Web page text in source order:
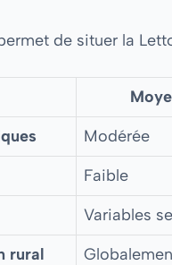
de situer la
Modérée
Faible
Variables
rural